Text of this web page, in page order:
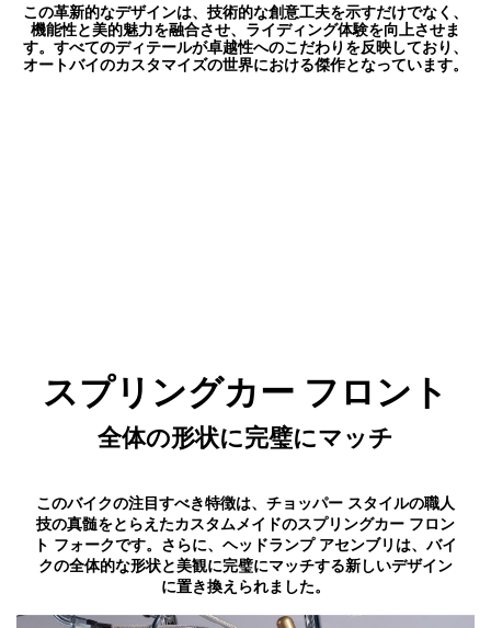
この革新的なデザインは、技術的な創意工夫を示すだけでなく、
機能性と美的魅力を融合させ、ライディング体験を向上させま
す。すべてのディテールが卓越性へのこだわりを反映しており、
オートバイのカスタマイズの世界における傑作となっています。
スプリングカー フロント
全体の形状に完璧にマッチ
このバイクの注目すべき特徴は、チョッパー スタイルの職人
技の真髄をとらえたカスタムメイドのスプリングカー フロン
ト フォークです。さらに、ヘッドランプ アセンブリは、バイ
クの全体的な形状と美観に完璧にマッチする新しいデザイン
に置き換えられました。